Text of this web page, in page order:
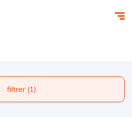
filtrer (1)